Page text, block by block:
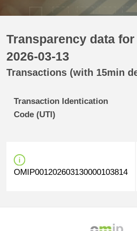
Transparency data for
2026-03-13
Transactions (with 15min
Transaction Identication
Code (UTI)
OMIP001202603130000103814